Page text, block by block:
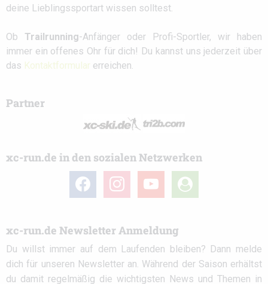
deine Lieblingssportart wissen solltest.
Ob Trailrunning-Anfänger oder Profi-Sportler, wir haben
immer ein offenes Ohr für dich! Du kannst uns jederzeit über
das Kontaktformular erreichen.
Partner
xc-run.de in den sozialen Netzwerken
facebook instagram youtube
user-
circle
xc-run.de Newsletter Anmeldung
Du willst immer auf dem Laufenden bleiben? Dann melde
dich für unseren Newsletter an. Während der Saison erhältst
du damit regelmäßig die wichtigsten News und Themen in